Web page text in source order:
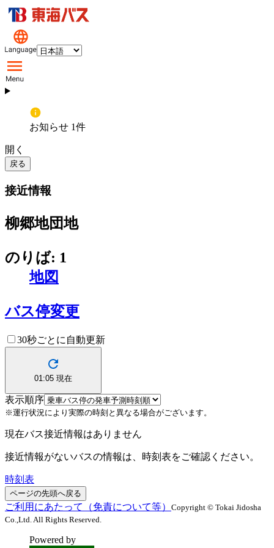
お知らせ 1件
開く
戻る
接近情報
柳郷地団地
のりば: 1
地図
バス停変更
30秒ごとに自動更新
01:05 現在
表示順序
※運行状況により実際の時刻と異なる場合がございます。
現在バス接近情報はありません
接近情報がないバスの情報は、時刻表をご確認ください。
時刻表
ページの先頭へ戻る
ご利用にあたって（免責について等） Copyright © Tokai Jidosha
Co.,Ltd. All Rights Reserved.
Powered by